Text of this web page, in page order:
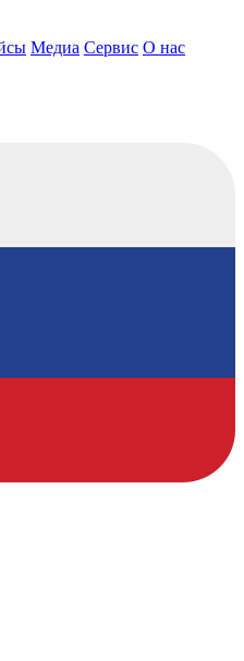
Медиа Сервис О нас